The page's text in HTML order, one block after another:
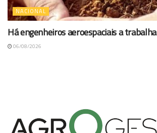
NACIONAL
Há engenheiros aeroespaciais a
06/08/2026